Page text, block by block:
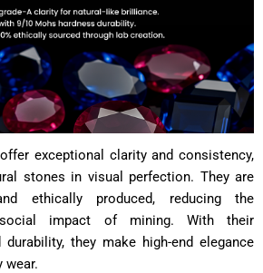
exceptional clarity and consistency,
stones in visual perfection. They are
ethically produced, reducing the
social impact of mining. With their
they make high-end elegance
wear.